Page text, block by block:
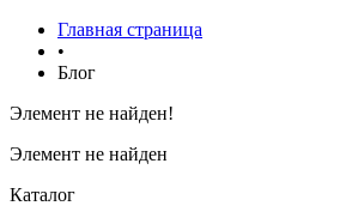
Главная страница
•
Блог
Элемент не найден!
Элемент не найден
Каталог